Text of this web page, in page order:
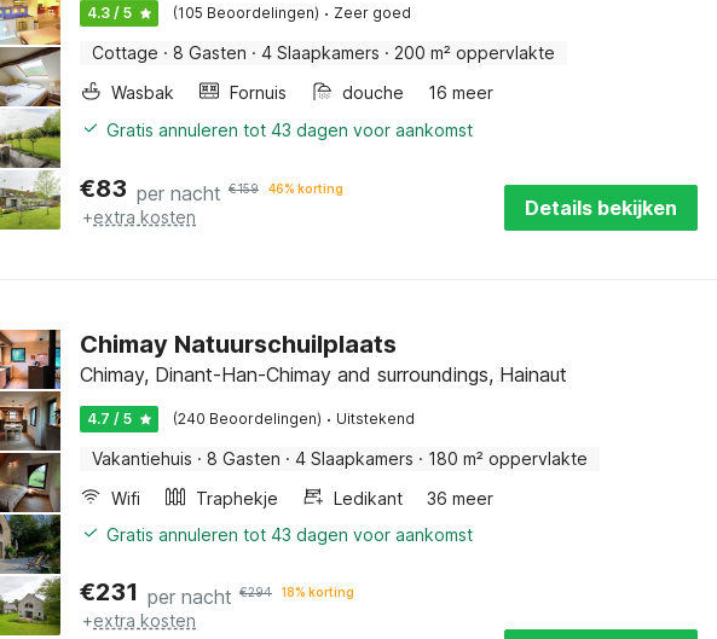
4.3 / 5 (105 Beoordelingen) · Zeer goed
Cottage · 8 Gasten · 4 Slaapkamers · 200 m² oppervlakte
Wasbak
Fornuis douche
16 meer
Gratis annuleren tot 43 dagen voor aankomst
€83 per nacht €159 46% korting
+extra kosten Details bekijken
Chimay Natuurschuilplaats
Chimay, Dinant-Han-Chimay and surroundings, Hainaut
4.7 / 5 (240 Beoordelingen) · Uitstekend
Vakantiehuis · 8 Gasten · 4 Slaapkamers · 180 m² oppervlakte
Wifi
Traphekje Ledikant
36 meer
Gratis annuleren tot 43 dagen voor aankomst
€231 per nacht €294 18% korting
+extra kosten